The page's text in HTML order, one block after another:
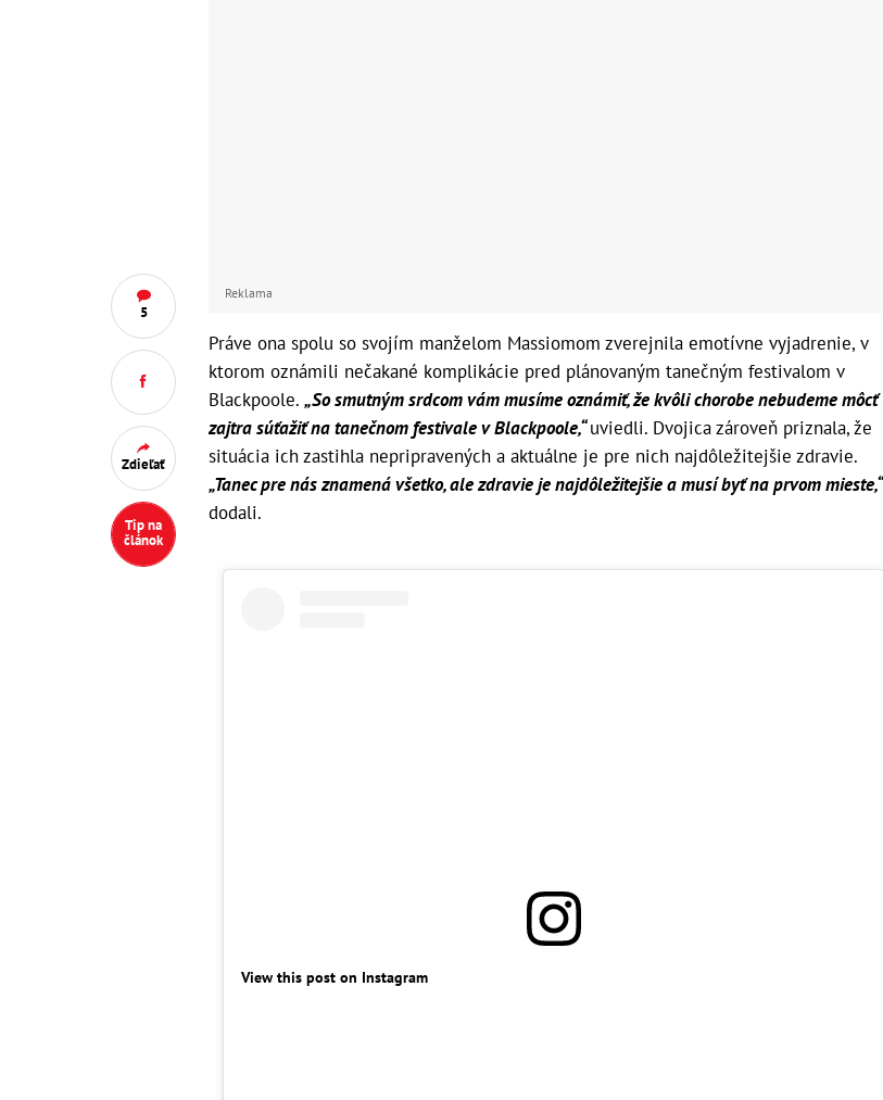
5
Zdieľať
Tip na
článok
Reklama
Práve ona spolu so svojím manželom Massiomom zverejnila emotívne vyjadrenie, v
ktorom oznámili nečakané komplikácie pred plánovaným tanečným festivalom v
Blackpoole. „So smutným srdcom vám musíme oznámiť, že kvôli chorobe nebudeme môcť
zajtra súťažiť na tanečnom festivale v Blackpoole,“uviedli. Dvojica zároveň priznala, že
situácia ich zastihla nepripravených a aktuálne je pre nich najdôležitejšie zdravie.
„Tanec pre nás znamená všetko, ale zdravie je najdôležitejšie a musí byť na prvom mieste,“
dodali.
View this post on Instagram